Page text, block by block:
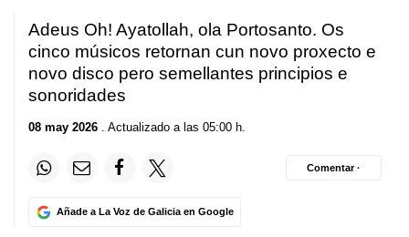
Adeus Oh! Ayatollah, ola Portosanto. Os
cinco músicos retornan cun novo proxecto e
novo disco pero semellantes principios e
sonoridades
08 may 2026 . Actualizado a las 05:00 h.
Añade a La Voz de Galicia en Google
Comentar ·